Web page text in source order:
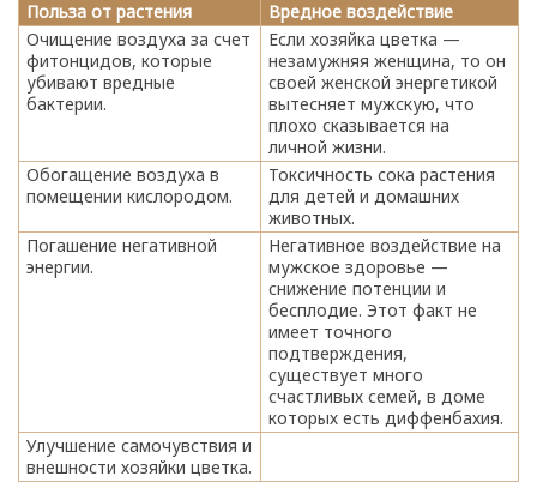
Польза от растения
Вредное воздействие
Очищение воздуха за счет
фитонцидов, которые
убивают вредные
бактерии.
Если хозяйка цветка —
незамужняя женщина, то он
своей женской энергетикой
вытесняет мужскую, что
плохо сказывается на
личной жизни.
Обогащение воздуха в
помещении кислородом.
Токсичность сока растения
для детей и домашних
животных.
Погашение негативной
энергии.
Негативное воздействие на
мужское здоровье —
снижение потенции и
бесплодие. Этот факт не
имеет точного
подтверждения,
существует много
счастливых семей, в доме
которых есть диффенбахия.
Улучшение самочувствия и
внешности хозяйки цветка.